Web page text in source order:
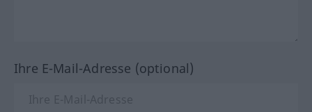
Ihre E-Mail-Adresse (optional)